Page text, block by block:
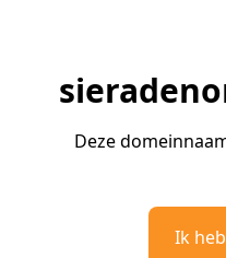
Deze
Ik